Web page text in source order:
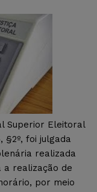
Superior Eleitoral
§2º, foi julgada
realizada
a realização de
por meio